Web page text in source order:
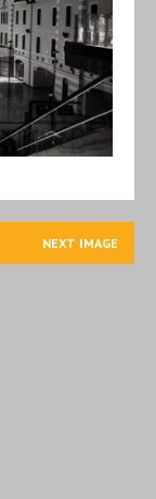
NEXT IMAGE